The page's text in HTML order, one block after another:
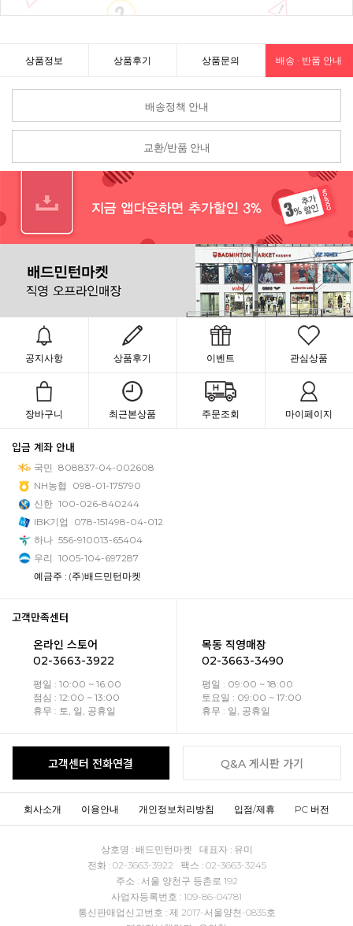
상품정보 상품후기 상품문의 배송 · 반품 안내
배송정책 안내
교환/반품 안내
공지사항 상품후기 이벤트 관심상품
장바구니 최근본상품 주문조회 마이페이지
입금 계좌 안내
국민 808837-04-002608
NH농협
098-01-175790
신한 100-026-840244
IBK기업
078-151498-04-012
하나 556-910013-65404
우리 1005-104-697287
예금주 : (주)배드민턴마켓
고객만족센터
온라인 스토어
02-3663-3922
평일 : 10:00 ~ 16:00
점심 : 12:00 ~ 13:00
휴무 : 토, 일, 공휴일
목동 직영매장
02-3663-3490
평일 : 09:00 ~ 18:00
토요일 : 09:00 ~ 17:00
휴무 : 일, 공휴일
고객센터 전화연결 Q&A 게시판 가기
회사소개 이용안내 개인정보처리방침 입점/제휴 PC 버전
상호명 : 배드민턴마켓 대표자 : 유미
전화 : 02-3663-3922 팩스 : 02-3663-3245
주소 : 서울 양천구 등촌로 192
사업자등록번호 : 109-86-04781
통신판매업신고번호 : 제 2017-서울양천-0835호